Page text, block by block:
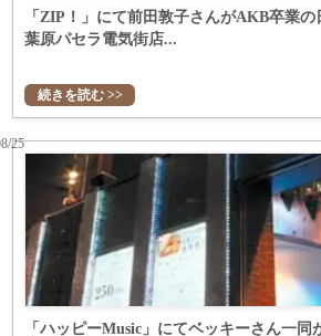
「ZIP！」にて前田敦子さんがAKB卒業
葉原パセラ電気街店...
続きを読む >>
「ハッピーMusic」にてベッキーさん一
25